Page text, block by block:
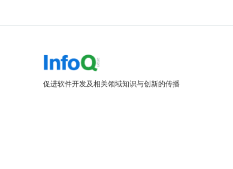
促进软件开发及相关领域知识与创新的传播